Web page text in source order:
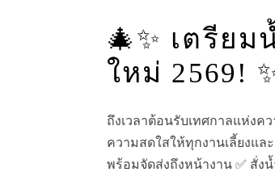
🎄✨ เตรีย
ใหม่ 2569!
ถึงเวลาต้อนรับเทศกาลแห่งค
ความสดใสให้ทุกงานเลี้ยงแ
พร้อมจัดส่งถึงหน้างาน ✅ สั่ง